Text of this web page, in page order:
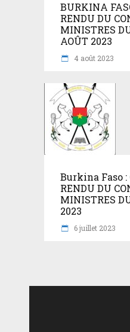
BURKINA
RENDU DU
MINISTRES
AOÛT 2023
4 août 2023
Burkina Faso :
RENDU DU
MINISTRES
2023
6 juillet 2023